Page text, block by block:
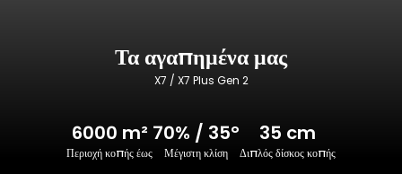
Τα αγαπημένα μας
X7 / X7 Plus Gen 2
6000 m²
Περιοχή κοπής έως
70% / 35°
Μέγιστη κλίση
35 cm
Διπλός δίσκος κοπής